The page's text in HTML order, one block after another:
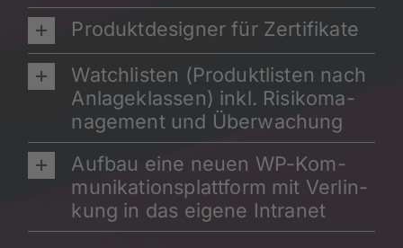
Pro­dukt­de­si­gner für Zer­ti­fi­ka­te
Watch­lis­ten (Pro­dukt­lis­ten nach
Anla­ge­klas­sen) inkl. Risi­ko­ma­
nage­ment und Über­wa­chung
Auf­bau eine neu­en WP-Kom­
mu­ni­ka­ti­ons­platt­form mit Ver­lin­
kung in das eige­ne Intra­net